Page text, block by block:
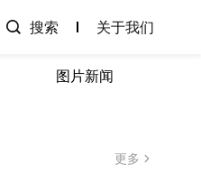
搜索 关于我们
图片新闻
更多